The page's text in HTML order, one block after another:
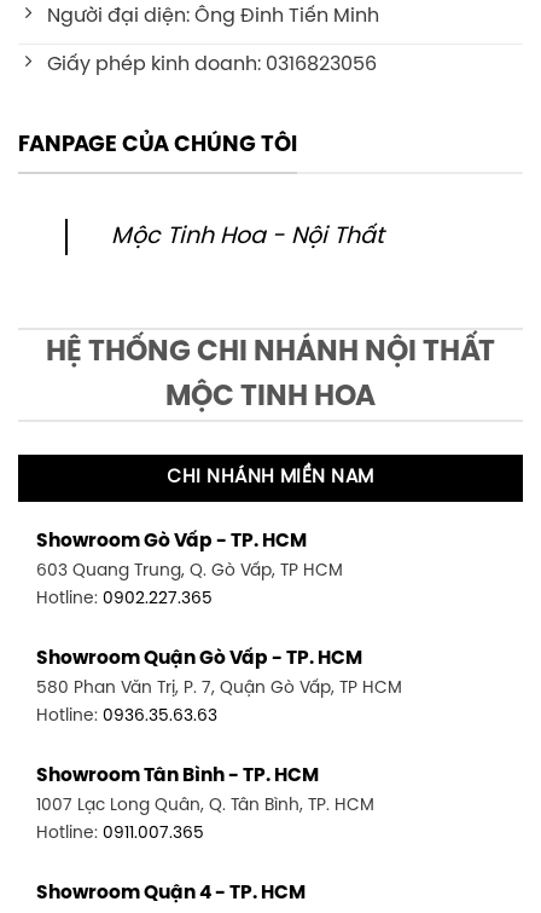
Người đại diện: Ông Đinh Tiến Minh
Giấy phép kinh doanh: 0316823056
FANPAGE CỦA CHÚNG TÔI
Mộc Tinh Hoa - Nội Thất
HỆ THỐNG CHI NHÁNH NỘI THẤT
MỘC TINH HOA
CHI NHÁNH MIỀN NAM
Showroom Gò Vấp - TP. HCM
603 Quang Trung, Q. Gò Vấp, TP HCM
Hotline: 0902.227.365
Showroom Quận Gò Vấp - TP. HCM
580 Phan Văn Trị, P. 7, Quận Gò Vấp, TP HCM
Hotline: 0936.35.63.63
Showroom Tân Bình - TP. HCM
1007 Lạc Long Quân, Q. Tân Bình, TP. HCM
Hotline: 0911.007.365
Showroom Quận 4 - TP. HCM